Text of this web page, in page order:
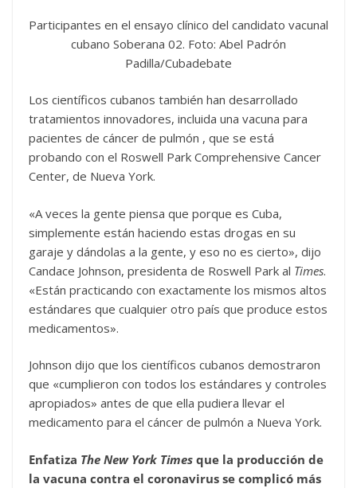
Participantes en el ensayo clínico del candidato vacunal
cubano Soberana 02. Foto: Abel Padrón
Padilla/Cubadebate
Los científicos cubanos también han desarrollado
tratamientos innovadores, incluida una vacuna para
pacientes de cáncer de pulmón , que se está
probando con el Roswell Park Comprehensive Cancer
Center, de Nueva York.
«A veces la gente piensa que porque es Cuba,
simplemente están haciendo estas drogas en su
garaje y dándolas a la gente, y eso no es cierto», dijo
Candace Johnson, presidenta de Roswell Park al Times.
«Están practicando con exactamente los mismos altos
estándares que cualquier otro país que produce estos
medicamentos».
Johnson dijo que los científicos cubanos demostraron
que «cumplieron con todos los estándares y controles
apropiados» antes de que ella pudiera llevar el
medicamento para el cáncer de pulmón a Nueva York.
Enfatiza The New York Times que la producción de
la vacuna contra el coronavirus se complicó más